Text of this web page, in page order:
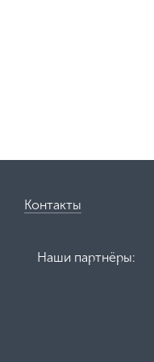
Контакты
Наши партнёры: